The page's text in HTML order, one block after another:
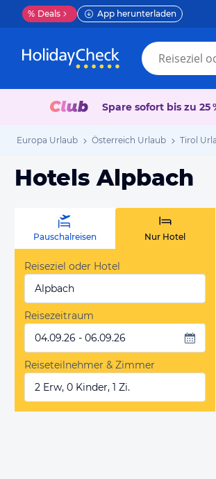
% Deals App herunterladen
Spare sofort bis zu 25
Europa Urlaub Österreich Urlaub Tirol
Hotels Alpbach
Pauschalreisen Nur Hotel
Reiseziel oder Hotel
Alpbach
Reisezeitraum
04.09.26 - 06.09.26
Reiseteilnehmer & Zimmer
2 Erw, 0 Kinder, 1 Zi.